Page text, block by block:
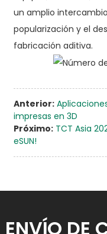
un amplio
popularización y el
fabricación aditiva.
Anterior:
impresas en 3D
Próximo: TCT Asia
eSUN!
ENVÍO DE